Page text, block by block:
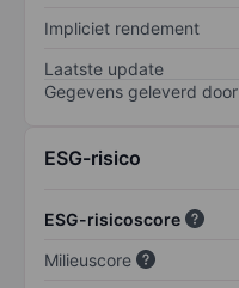
Impliciet rendement
Laatste update
Gegevens geleverd door
ESG-risico
ESG-risicoscore
Milieuscore